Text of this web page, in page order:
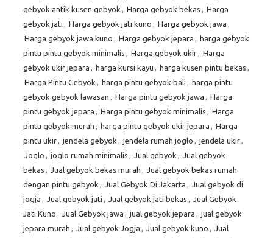
gebyok antik kusen gebyok , Harga gebyok bekas , Harga
gebyok jati , Harga gebyok jati kuno , Harga gebyok jawa ,
Harga gebyok jawa kuno , Harga gebyok jepara , harga gebyok
pintu pintu gebyok minimalis , Harga gebyok ukir, Harga
gebyok ukir jepara , harga kursi kayu , harga kusen pintu bekas ,
Harga Pintu Gebyok , harga pintu gebyok bali , harga pintu
gebyok gebyok lawasan , Harga pintu gebyok jawa , Harga
pintu gebyok jepara , Harga pintu gebyok minimalis , Harga
pintu gebyok murah , harga pintu gebyok ukir jepara , Harga
pintu ukir, jendela gebyok , jendela rumah joglo , jendela ukir,
Joglo , joglo rumah minimalis , Jual gebyok , Jual gebyok
bekas , Jual gebyok bekas murah , Jual gebyok bekas rumah
dengan pintu gebyok , Jual Gebyok Di Jakarta , Jual gebyok di
jogja , Jual gebyok jati , Jual gebyok jati bekas , Jual Gebyok
Jati Kuno , Jual Gebyok jawa , jual gebyok jepara , jual gebyok
jepara murah , Jual gebyok Jogja , Jual gebyok kuno , Jual